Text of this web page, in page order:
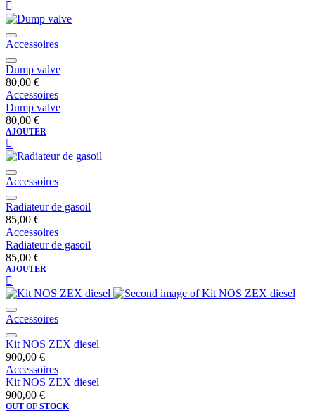
Accessoires
Dump valve
80,00 €
Accessoires
Dump valve
80,00 €
AJOUTER
Accessoires
Radiateur de gasoil
85,00 €
Accessoires
Radiateur de gasoil
85,00 €
AJOUTER
Accessoires
Kit NOS ZEX diesel
900,00 €
Accessoires
Kit NOS ZEX diesel
900,00 €
OUT OF STOCK